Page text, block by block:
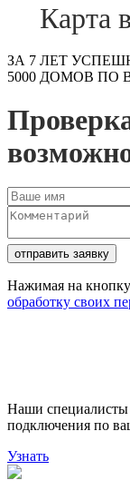
Карта
ЗА 7 ЛЕТ
5000 ДОМОВ ПО
отправить заявку
Нажимая на
обработку своих
Наши специалисты
подключения по
Узнать